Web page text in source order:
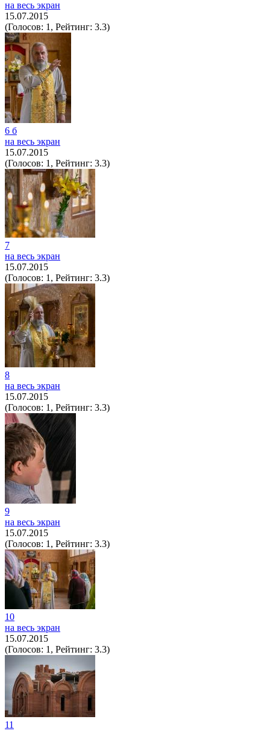
на весь экран
15.07.2015
(Голосов: 1, Рейтинг: 3.3)
6 б
на весь экран
15.07.2015
(Голосов: 1, Рейтинг: 3.3)
7
на весь экран
15.07.2015
(Голосов: 1, Рейтинг: 3.3)
8
на весь экран
15.07.2015
(Голосов: 1, Рейтинг: 3.3)
9
на весь экран
15.07.2015
(Голосов: 1, Рейтинг: 3.3)
10
на весь экран
15.07.2015
(Голосов: 1, Рейтинг: 3.3)
11